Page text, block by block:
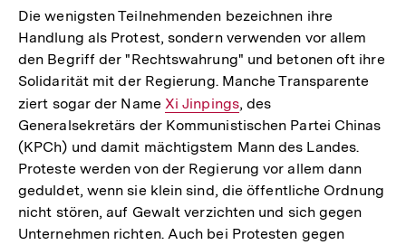
Die wenigsten Teilnehmenden bezeichnen ihre
Handlung als Protest, sondern verwenden vor allem
den Begriff der "Rechtswahrung" und betonen oft ihre
Solidarität mit der Regierung. Manche Transparente
ziert sogar der Name Interner
Link:
Xi Jinpings, des
Generalsekretärs der Kommunistischen Partei Chinas
(KPCh) und damit mächtigstem Mann des Landes.
Proteste werden von der Regierung vor allem dann
geduldet, wenn sie klein sind, die öffentliche Ordnung
nicht stören, auf Gewalt verzichten und sich gegen
Unternehmen richten. Auch bei Protesten gegen